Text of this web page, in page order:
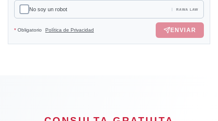
No soy un robot RAWA LAW
* Obligatorio Política de Privacidad ENVIAR